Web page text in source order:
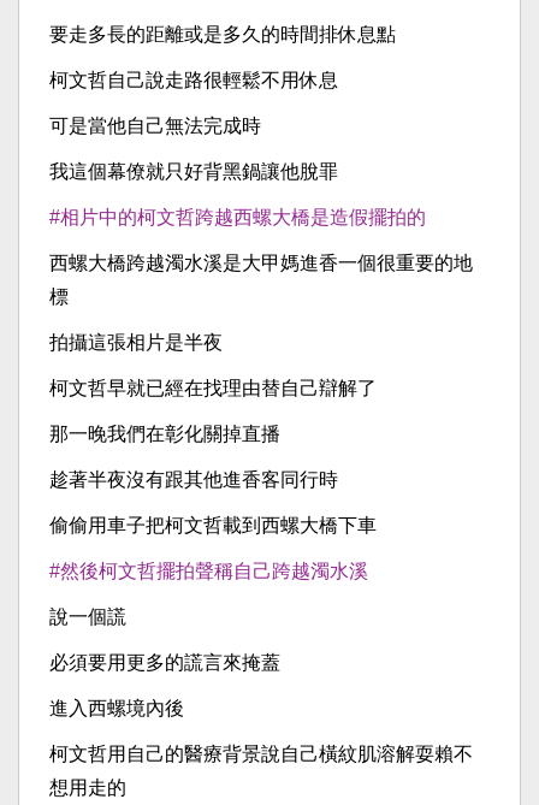
要走多長的距離或是多久的時間排休息點
柯文哲自己說走路很輕鬆不用休息
可是當他自己無法完成時
我這個幕僚就只好背黑鍋讓他脫罪
#相片中的柯文哲跨越西螺大橋是造假擺拍的
西螺大橋跨越濁水溪是大甲媽進香一個很重要的地
標
拍攝這張相片是半夜
柯文哲早就已經在找理由替自己辯解了
那一晚我們在彰化關掉直播
趁著半夜沒有跟其他進香客同行時
偷偷用車子把柯文哲載到西螺大橋下車
#然後柯文哲擺拍聲稱自己跨越濁水溪
說一個謊
必須要用更多的謊言來掩蓋
進入西螺境內後
柯文哲用自己的醫療背景說自己橫紋肌溶解耍賴不
想用走的